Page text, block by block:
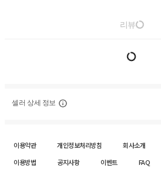
리뷰
셀러 상세 정보
이용약관 개인정보처리방침 회사소개
이용방법
공지사항 이벤트 FAQ